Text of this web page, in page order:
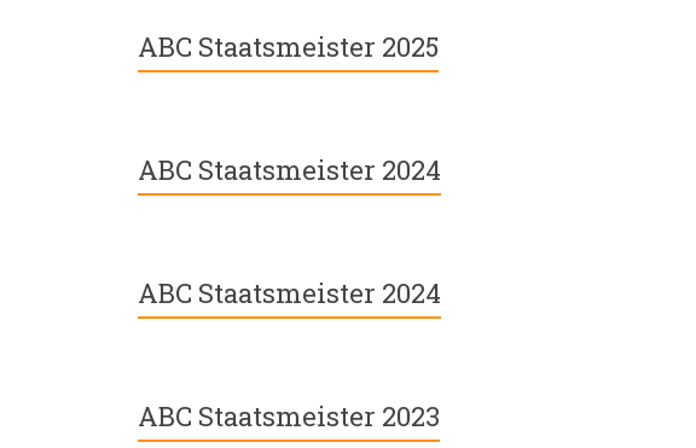
ABC Staatsmeister 2025
ABC Staatsmeister 2024
ABC Staatsmeister 2024
ABC Staatsmeister 2023